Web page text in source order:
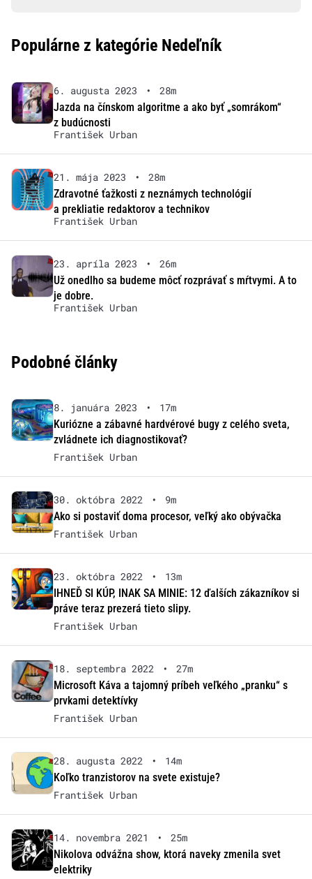
Populárne z kategórie Nedeľník
6. augusta 2023 •
28m
Jazda na čínskom algoritme a ako byť „somrákom“
z budúcnosti
František Urban
21. mája 2023 •
28m
Zdravotné ťažkosti z neznámych technológií
a prekliatie redaktorov a technikov
František Urban
23. apríla 2023 •
26m
Už onedlho sa budeme môcť rozprávať s mŕtvymi. A to
je dobre.
František Urban
Podobné články
8. januára 2023 •
17m
Kuriózne a zábavné hardvérové bugy z celého sveta,
zvládnete ich diagnostikovať?
František Urban
30. októbra 2022 •
9m
Ako si postaviť doma procesor, veľký ako obývačka
František Urban
23. októbra 2022 •
13m
IHNEĎ SI KÚP, INAK SA MINIE: 12 ďalších zákazníkov si
práve teraz prezerá tieto slipy.
František Urban
18. septembra 2022 •
27m
Microsoft Káva a tajomný príbeh veľkého „pranku“ s
prvkami detektívky
František Urban
28. augusta 2022 •
14m
Koľko tranzistorov na svete existuje?
František Urban
14. novembra 2021 •
25m
Nikolova odvážna show, ktorá naveky zmenila svet
elektriky